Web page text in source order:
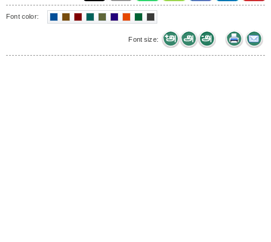
Font color:
Font size: